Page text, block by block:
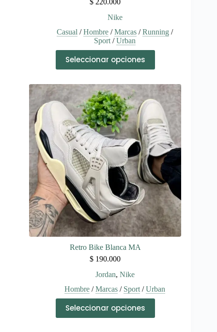
Nike
Casual /Hombre /Marcas /Running /
Sport /Urban
Seleccionar opciones
producto
tiene
variantes.
Las
opciones
se
pueden
elegir
en
la
página
de
producto
Retro Bike Blanca MA
$ 190.000
Jordan, Nike
Hombre /Marcas / Sport /Urban
Seleccionar opciones
producto
tiene